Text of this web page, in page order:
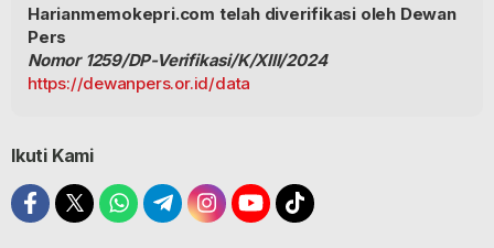
Harianmemokepri.com telah diverifikasi oleh Dewan
Pers
Nomor 1259/DP-Verifikasi/K/XIII/2024
https://dewanpers.or.id/data
Ikuti Kami